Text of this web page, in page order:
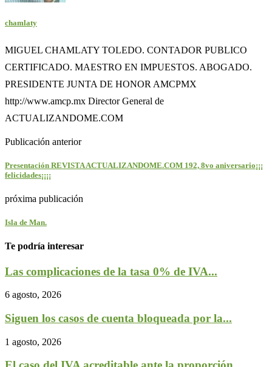
chamlaty
MIGUEL CHAMLATY TOLEDO. CONTADOR PUBLICO
CERTIFICADO. MAESTRO EN IMPUESTOS. ABOGADO.
PRESIDENTE JUNTA DE HONOR AMCPMX
http://www.amcp.mx Director General de
ACTUALIZANDOME.COM
Publicación anterior
Presentación REVISTA ACTUALIZANDOME.COM 192, 8vo aniversario¡¡¡
felicidades¡¡¡¡
próxima publicación
Isla de Man.
Te podría interesar
Las complicaciones de la tasa 0% de IVA...
6 agosto, 2026
Siguen los casos de cuenta bloqueada por la...
1 agosto, 2026